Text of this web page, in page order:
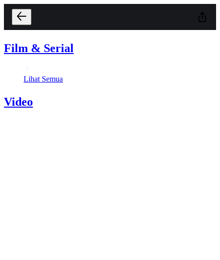
Film & Serial
Lihat Semua
Video